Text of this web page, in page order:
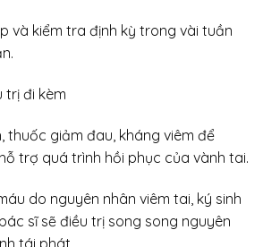
và kiểm tra định kỳ trong vài tuần
trị đi kèm
thuốc giảm đau, kháng viêm để
trợ quá trình hồi phục của vành tai.
do nguyên nhân viêm tai, ký sinh
sĩ sẽ điều trị song song nguyên
tái phát.